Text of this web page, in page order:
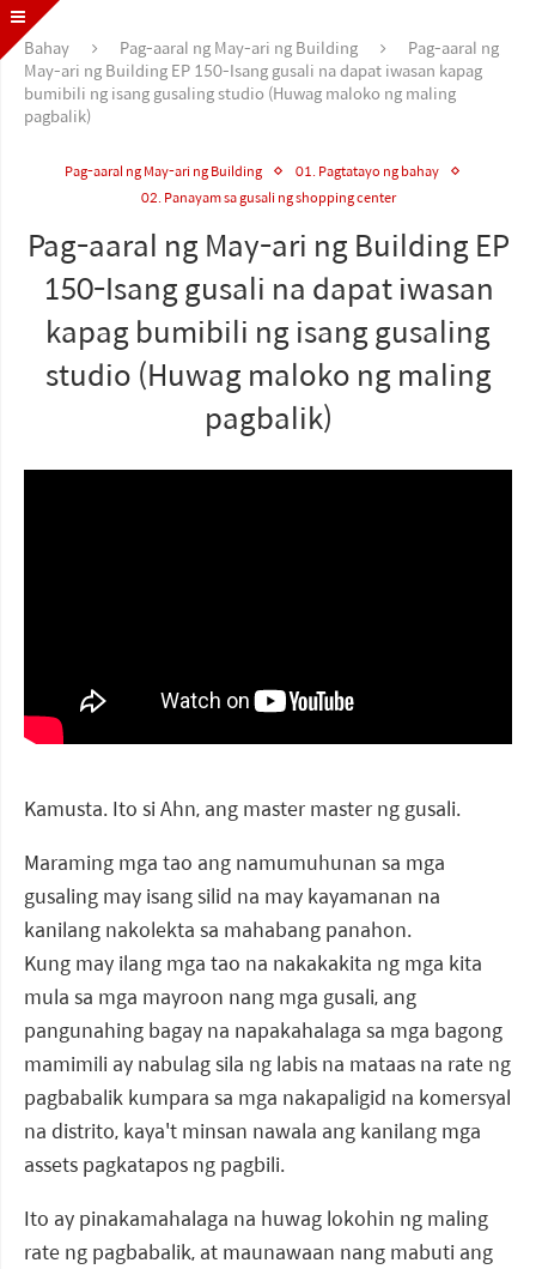
Bahay Pag-aaral ng May-ari ng Building
Pag-aaral ng
May-ari ng Building EP 150-Isang gusali na dapat iwasan kapag
bumibili ng isang gusaling studio (Huwag maloko ng maling
pagbalik)
Pag-aaral ng May-ari ng Building
01. Pagtatayo ng bahay
02. Panayam sa gusali ng shopping center
Pag-aaral ng May-ari ng Building EP
150-Isang gusali na dapat iwasan
kapag bumibili ng isang gusaling
studio (Huwag maloko ng maling
pagbalik)
Kamusta. Ito si Ahn, ang master master ng gusali.
Maraming mga tao ang namumuhunan sa mga
gusaling may isang silid na may kayamanan na
kanilang nakolekta sa mahabang panahon.
Kung may ilang mga tao na nakakakita ng mga kita
mula sa mga mayroon nang mga gusali, ang
pangunahing bagay na napakahalaga sa mga bagong
mamimili ay nabulag sila ng labis na mataas na rate ng
pagbabalik kumpara sa mga nakapaligid na komersyal
na distrito, kaya't minsan nawala ang kanilang mga
assets pagkatapos ng pagbili.
Ito ay pinakamahalaga na huwag lokohin ng maling
rate ng pagbabalik, at maunawaan nang mabuti ang